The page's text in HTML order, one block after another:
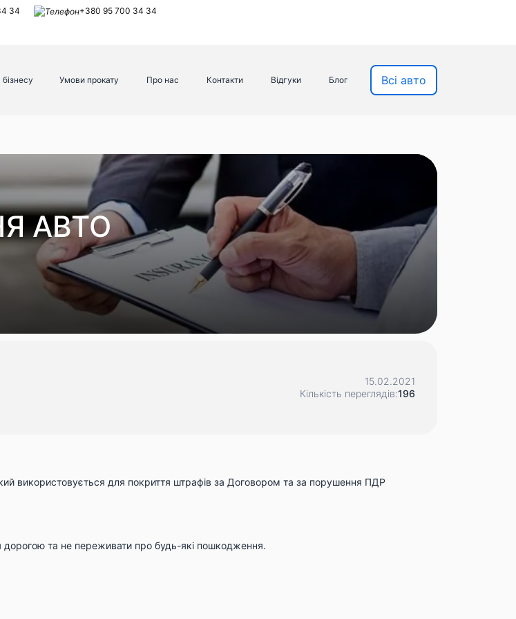
34 +380 95 700 34 34
Умови прокату Про нас Контакти Відгуки Блог Всі авто
АВТО
15.02.2021
Кількість переглядів:196
використовується для покриття штрафів за Договором та за порушення ПДР
та не переживати про будь-які пошкодження.